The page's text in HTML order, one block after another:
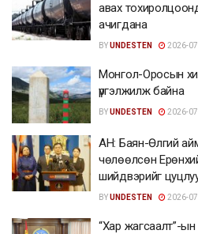
авах
ачигдана
BYUNDESTEN 2026-
Монгол-Оросын
үргэлжилж байна
BYUNDESTEN 2026-
АН: Баян-Өлгий
чөлөөлсөн
шийдвэрийг
BYUNDESTEN 2026-
“Хар жагсаалт”-